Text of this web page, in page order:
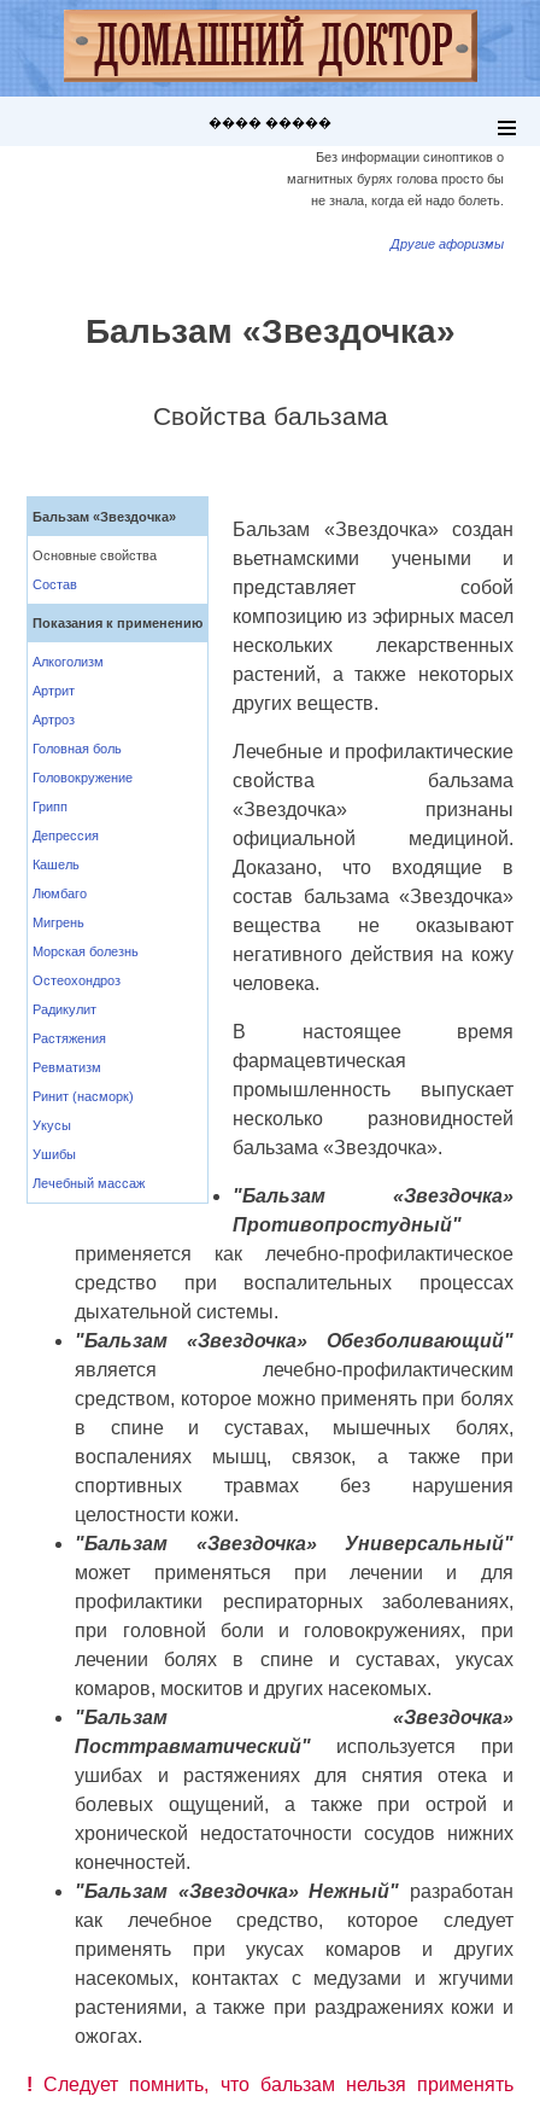
���� �����
Без информации синоптиков о
магнитных бурях голова просто бы
не знала, когда ей надо болеть.
Другие афоризмы
Бальзам «Звездочка»
Свойства бальзама
Бальзам «Звездочка»
Основные свойства
Состав
Показания к применению
Алкоголизм
Артрит
Артроз
Головная боль
Головокружение
Грипп
Депрессия
Кашель
Люмбаго
Мигрень
Морская болезнь
Остеохондроз
Радикулит
Растяжения
Ревматизм
Ринит (насморк)
Укусы
Ушибы
Лечебный массаж
Бальзам «Звездочка» создан
вьетнамскими учеными и
представляет собой
композицию из эфирных масел
нескольких лекарственных
растений, а также некоторых
других веществ.
Лечебные и профилактические
свойства бальзама
«Звездочка» признаны
официальной медициной.
Доказано, что входящие в
состав бальзама «Звездочка»
вещества не оказывают
негативного действия на кожу
человека.
В настоящее время
фармацевтическая
промышленность выпускает
несколько разновидностей
бальзама «Звездочка».
"Бальзам «Звездочка»
Противопростудный"
применяется как лечебно-профилактическое
средство при воспалительных процессах
дыхательной системы.
"Бальзам «Звездочка» Обезболивающий"
является лечебно-профилактическим
средством, которое можно применять при болях
в спине и суставах, мышечных болях,
воспалениях мышц, связок, а также при
спортивных травмах без нарушения
целостности кожи.
"Бальзам «Звездочка» Универсальный"
может применяться при лечении и для
профилактики респираторных заболеваниях,
при головной боли и головокружениях, при
лечении болях в спине и суставах, укусах
комаров, москитов и других насекомых.
"Бальзам «Звездочка»
Посттравматический" используется при
ушибах и растяжениях для снятия отека и
болевых ощущений, а также при острой и
хронической недостаточности сосудов нижних
конечностей.
"Бальзам «Звездочка» Нежный" разработан
как лечебное средство, которое следует
применять при укусах комаров и других
насекомых, контактах с медузами и жгучими
растениями, а также при раздражениях кожи и
ожогах.
! Следует помнить, что бальзам нельзя применять